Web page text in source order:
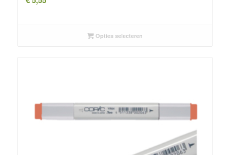
Opties selecteren